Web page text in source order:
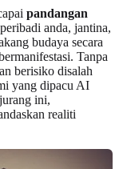
pandangan
anda, jantina,
budaya secara
Tanpa
berisiko disalah
yang dipacu AI
ini,
realiti